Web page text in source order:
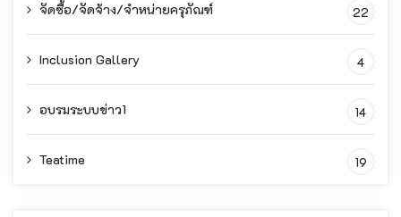
จัดซื้อ/จัดจ้าง/จำหน่ายครุภัณฑ์ 22
Inclusion Gallery 4
อบรมระบบข่าว1 14
Teatime 19